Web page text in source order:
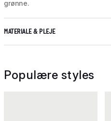
grønne.
MATERIALE & PLEJE
Populære styles